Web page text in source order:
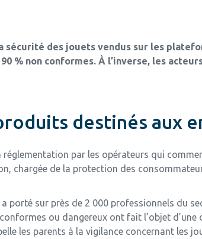
sécurité des jouets vendus sur les
% non conformes. À l’inverse, les
destinés aux
réglementation par les opérateurs qui
chargée de la protection des
porté sur près de 2 000 professionnels du
ou dangereux ont fait l’objet d’une
les parents à la vigilance concernant les